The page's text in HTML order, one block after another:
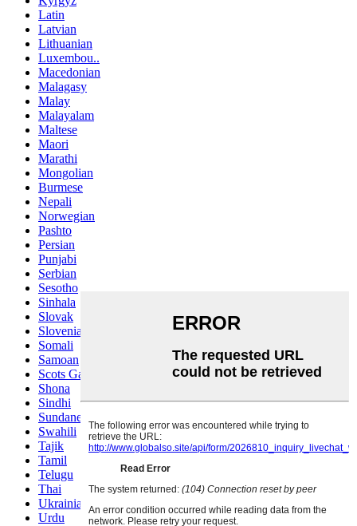
Latin
Latvian
Lithuanian
Luxembou..
Macedonian
Malagasy
Malay
Malayalam
Maltese
Maori
Marathi
Mongolian
Burmese
Nepali
Norwegian
Pashto
Persian
Punjabi
Serbian
Sesotho
Sinhala
Slovak
Slovenian
Somali
Samoan
Scots Gaelic
Shona
Sindhi
Sundanese
Swahili
Tajik
Tamil
Telugu
Thai
Ukrainian
Urdu